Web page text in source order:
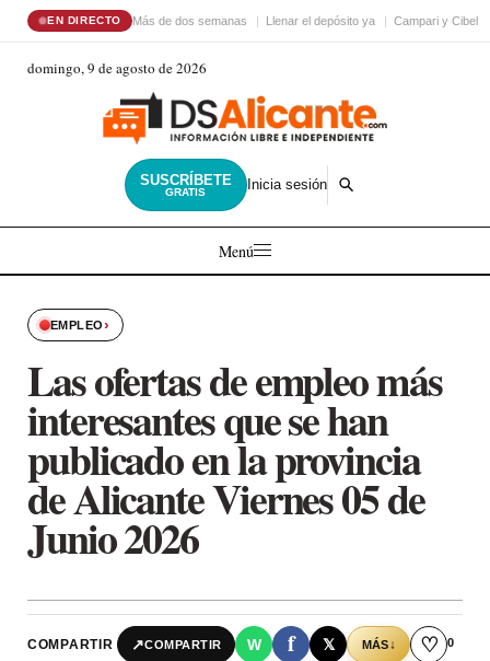
EN DIRECTO Más de dos semanas Llenar el depósito ya Campari y
domingo, 9 de agosto de 2026
SUSCRÍBETE
GRATIS Inicia sesión
Menú
EMPLEO›
Las ofertas de empleo más
interesantes que se han
publicado en la provincia
de Alicante Viernes 05 de
Junio 2026
COMPARTIR ↗COMPARTIR W f 𝕏 MÁS↓ ♡ 0